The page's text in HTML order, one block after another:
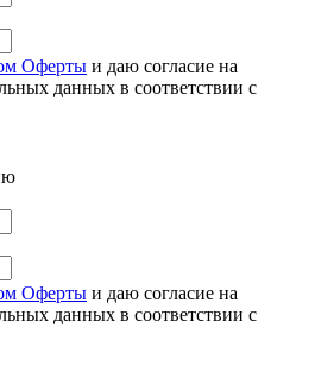
Оферты и даю согласие на
данных в соответствии с
Оферты и даю согласие на
данных в соответствии с